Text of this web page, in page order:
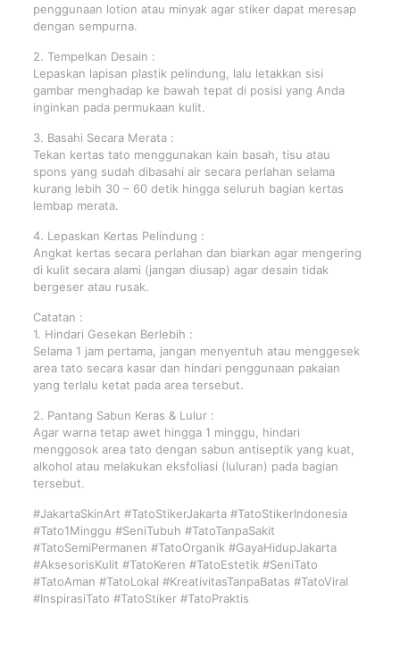
penggunaan lotion atau minyak agar stiker dapat meresap
dengan sempurna.
2. Tempelkan Desain :
Lepaskan lapisan plastik pelindung, lalu letakkan sisi
gambar menghadap ke bawah tepat di posisi yang Anda
inginkan pada permukaan kulit.
3. Basahi Secara Merata :
Tekan kertas tato menggunakan kain basah, tisu atau
spons yang sudah dibasahi air secara perlahan selama
kurang lebih 30 – 60 detik hingga seluruh bagian kertas
lembap merata.
4. Lepaskan Kertas Pelindung :
Angkat kertas secara perlahan dan biarkan agar mengering
di kulit secara alami (jangan diusap) agar desain tidak
bergeser atau rusak.
Catatan :
1. Hindari Gesekan Berlebih :
Selama 1 jam pertama, jangan menyentuh atau menggesek
area tato secara kasar dan hindari penggunaan pakaian
yang terlalu ketat pada area tersebut.
2. Pantang Sabun Keras & Lulur :
Agar warna tetap awet hingga 1 minggu, hindari
menggosok area tato dengan sabun antiseptik yang kuat,
alkohol atau melakukan eksfoliasi (luluran) pada bagian
tersebut.
#JakartaSkinArt #TatoStikerJakarta #TatoStikerIndonesia
#Tato1Minggu #SeniTubuh #TatoTanpaSakit
#TatoSemiPermanen #TatoOrganik #GayaHidupJakarta
#AksesorisKulit #TatoKeren #TatoEstetik #SeniTato
#TatoAman #TatoLokal #KreativitasTanpaBatas #TatoViral
#InspirasiTato #TatoStiker #TatoPraktis